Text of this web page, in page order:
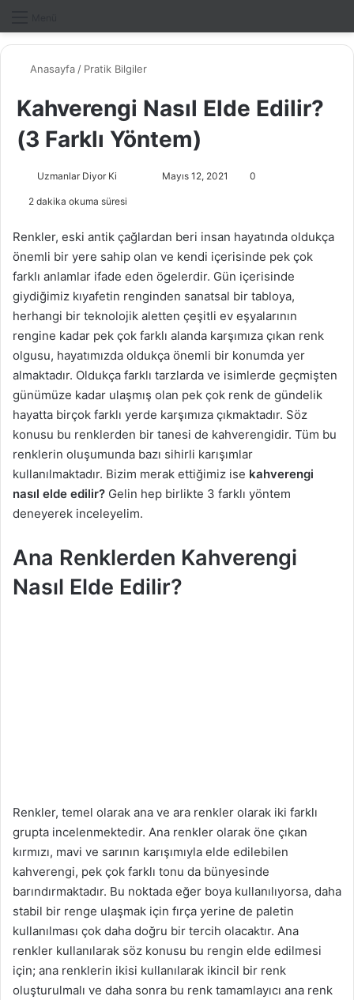
Anasayfa / Pratik Bilgiler
Kahverengi Nasıl Elde Edilir?
(3 Farklı Yöntem)
Uzmanlar Diyor Ki
l
o
w
n
e
-
p
t
d
e
r
m
e
k
Mayıs 12, 2021 0
2 dakika okuma süresi
Renkler, eski antik çağlardan beri insan hayatında oldukça
önemli bir yere sahip olan ve kendi içerisinde pek çok
farklı anlamlar ifade eden ögelerdir. Gün içerisinde
giydiğimiz kıyafetin renginden sanatsal bir tabloya,
herhangi bir teknolojik aletten çeşitli ev eşyalarının
rengine kadar pek çok farklı alanda karşımıza çıkan renk
olgusu, hayatımızda oldukça önemli bir konumda yer
almaktadır. Oldukça farklı tarzlarda ve isimlerde geçmişten
günümüze kadar ulaşmış olan pek çok renk de gündelik
hayatta birçok farklı yerde karşımıza çıkmaktadır. Söz
konusu bu renklerden bir tanesi de kahverengidir. Tüm bu
renklerin oluşumunda bazı sihirli karışımlar
kullanılmaktadır. Bizim merak ettiğimiz ise kahverengi
nasıl elde edilir? Gelin hep birlikte 3 farklı yöntem
deneyerek inceleyelim.
Ana Renklerden Kahverengi
Nasıl Elde Edilir?
Renkler, temel olarak ana ve ara renkler olarak iki farklı
grupta incelenmektedir. Ana renkler olarak öne çıkan
kırmızı, mavi ve sarının karışımıyla elde edilebilen
kahverengi, pek çok farklı tonu da bünyesinde
barındırmaktadır. Bu noktada eğer boya kullanılıyorsa, daha
stabil bir renge ulaşmak için fırça yerine de paletin
kullanılması çok daha doğru bir tercih olacaktır. Ana
renkler kullanılarak söz konusu bu rengin elde edilmesi
için; ana renklerin ikisi kullanılarak ikincil bir renk
oluşturulmalı ve daha sonra bu renk tamamlayıcı ana renk